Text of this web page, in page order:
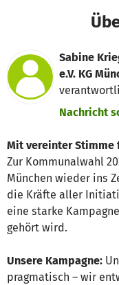
Sabine
e.V. KG
Nachricht
Mit vereinter Stimme
Zur Kommunalwahl
München wieder ins
die Kräfte aller
eine starke
gehört wird.
Unsere Kampagne:
pragmatisch – wir